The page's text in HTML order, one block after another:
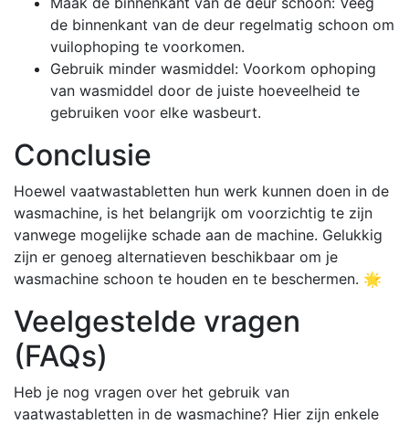
de binnenkant van de deur regelmatig schoon om
vuilophoping te voorkomen.
Gebruik minder wasmiddel: Voorkom ophoping
van wasmiddel door de juiste hoeveelheid te
gebruiken voor elke wasbeurt.
Conclusie
Hoewel vaatwastabletten hun werk kunnen doen in de
wasmachine, is het belangrijk om voorzichtig te zijn
vanwege mogelijke schade aan de machine. Gelukkig
zijn er genoeg alternatieven beschikbaar om je
wasmachine schoon te houden en te beschermen. 🌟
Veelgestelde vragen
(FAQs)
Heb je nog vragen over het gebruik van
vaatwastabletten in de wasmachine? Hier zijn enkele